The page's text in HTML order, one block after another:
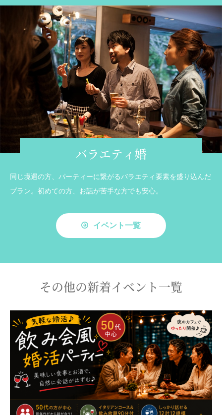
バラエティ婚
同じ境遇の方、パーティーに繋がるバラエティ要素を盛り込んだ
プラン。初めての方、お話が苦手な方でも安心。
イベント一覧
その他の新着イベント一覧